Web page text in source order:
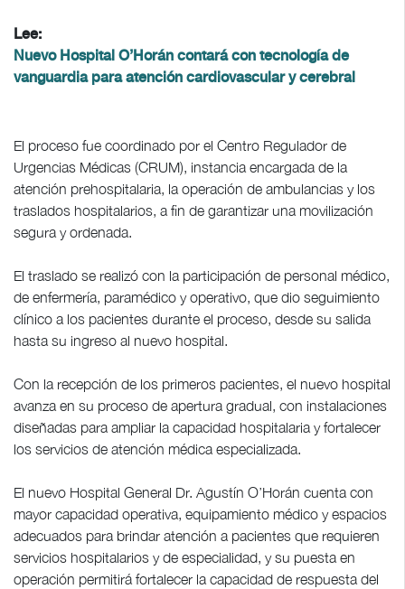
Lee:
Nuevo Hospital O’Horán contará con tecnología de
vanguardia para atención cardiovascular y cerebral
El proceso fue coordinado por el Centro Regulador de
Urgencias Médicas (CRUM), instancia encargada de la
atención prehospitalaria, la operación de ambulancias y los
traslados hospitalarios, a fin de garantizar una movilización
segura y ordenada.
El traslado se realizó con la participación de personal médico,
de enfermería, paramédico y operativo, que dio seguimiento
clínico a los pacientes durante el proceso, desde su salida
hasta su ingreso al nuevo hospital.
Con la recepción de los primeros pacientes, el nuevo hospital
avanza en su proceso de apertura gradual, con instalaciones
diseñadas para ampliar la capacidad hospitalaria y fortalecer
los servicios de atención médica especializada.
El nuevo Hospital General Dr. Agustín O’Horán cuenta con
mayor capacidad operativa, equipamiento médico y espacios
adecuados para brindar atención a pacientes que requieren
servicios hospitalarios y de especialidad, y su puesta en
operación permitirá fortalecer la capacidad de respuesta del